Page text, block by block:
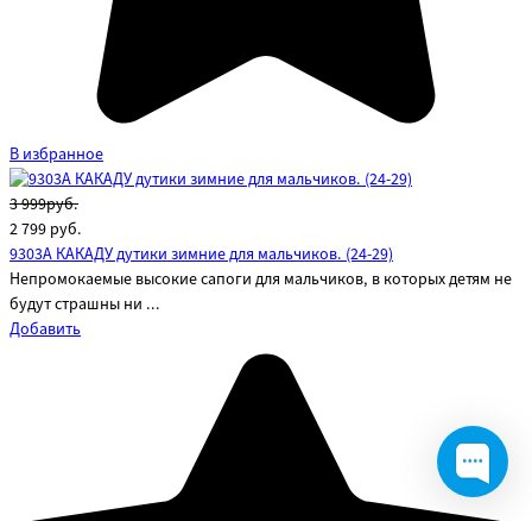
В избранное
3 999руб.
2 799 руб.
9303А КАКАДУ дутики зимние для мальчиков. (24-29)
Непромокаемые высокие сапоги для мальчиков, в которых детям не
будут страшны ни ...
Добавить